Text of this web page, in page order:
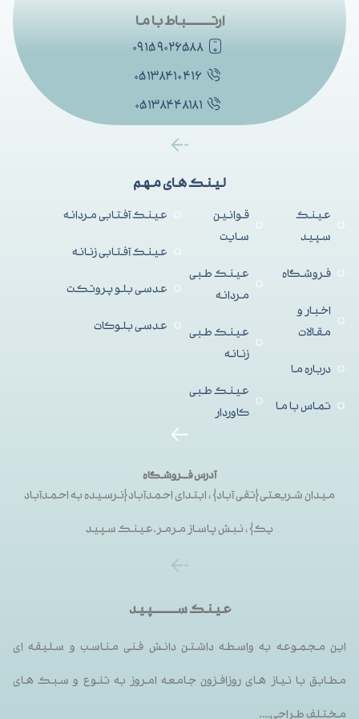
لینک های مهم
عینک
سپید
فروشگاه
اخبار و
مقالات
درباره ما
تماس با ما
قوانین
سایت
عینک طبی
مردانه
عینک طبی
زنانه
عینک طبی
کاوردار
عینک آفتابی مردانه
عینک آفتابی زنانه
عدسی بلو پروتکت
عدسی بلوکات
آدرس فــروشگاه
میدان شریعتی{تقی آباد}، ابتدای احمدآباد{نرسیده به احمدآباد
یک}، نبش پاساز مرمر.عینک سپید
ارتــــــــــباط با ما
۰۹۱۵۹۰۲۶۵۸۸
۰۵۱۳۸۴۱۰۴۱۶
۰۵۱۳۸۴۴۸۱۸۱
عینک ســـــــــپید
این مجموعه به واسطه داشتن دانش فنی مناسب و سلیقه ای
مطابق با نیاز های روزافزون جامعه امروز به تنوع و سبک های
مختلف طراحی….